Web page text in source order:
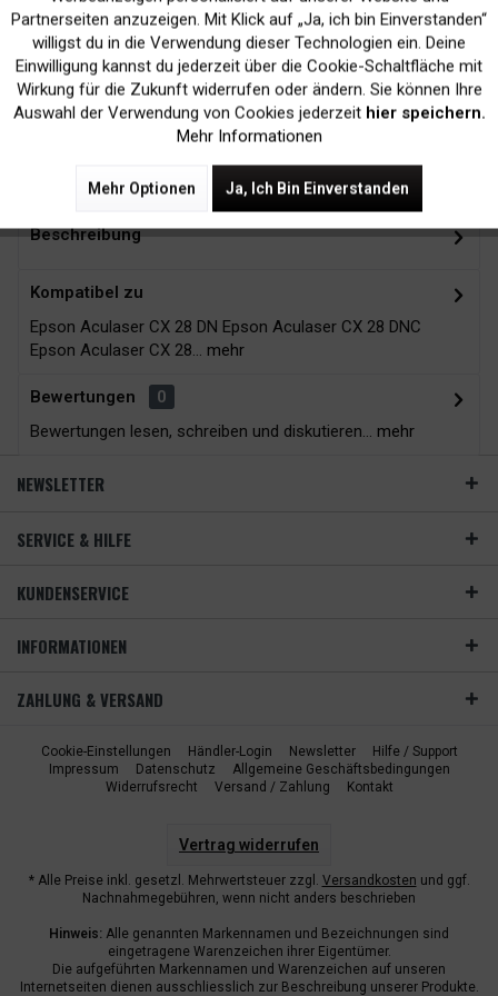
Kein Verlust der
Druckergarantie
Versand innerhalb von
24H*
Zubehör
Beschreibung
Kompatibel zu
Epson Aculaser CX 28 DN Epson Aculaser CX 28 DNC
Epson Aculaser CX 28... mehr
Bewertungen
0
Bewertungen lesen, schreiben und diskutieren... mehr
NEWSLETTER
SERVICE & HILFE
KUNDENSERVICE
INFORMATIONEN
ZAHLUNG & VERSAND
Cookie-Einstellungen Händler-Login Newsletter
Hilfe / Support
Impressum
Datenschutz
Allgemeine Geschäftsbedingungen
Widerrufsrecht
Versand / Zahlung Kontakt
Vertrag widerrufen
* Alle Preise inkl. gesetzl. Mehrwertsteuer zzgl. Versandkosten und ggf.
Nachnahmegebühren, wenn nicht anders beschrieben
Hinweis: Alle genannten Markennamen und Bezeichnungen sind
eingetragene Warenzeichen ihrer Eigentümer.
Die aufgeführten Markennamen und Warenzeichen auf unseren
Internetseiten dienen ausschliesslich zur Beschreibung unserer Produkte.
Marketing Inaktiv
Tracking Inaktiv
Partnerseiten anzuzeigen. Mit Klick auf „Ja, ich bin Einverstanden“
willigst du in die Verwendung dieser Technologien ein. Deine
Einwilligung kannst du jederzeit über die Cookie-Schaltfläche mit
Wirkung für die Zukunft widerrufen oder ändern. Sie können Ihre
Auswahl der Verwendung von Cookies jederzeit hier speichern.
Mehr Informationen
Mehr Optionen Ja, Ich Bin Einverstanden